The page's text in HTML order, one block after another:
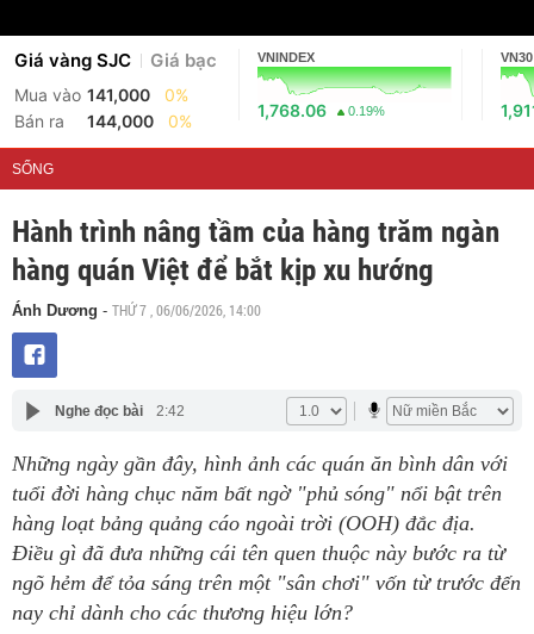
Giá vàng SJC Giá bạc
Mua vào 141,000
0%
Bán ra
144,000 0%
VNINDEX
1,768.06 0.19%
VN30
SỐNG
Hành trình nâng tầm của hàng trăm ngàn
hàng quán Việt để bắt kịp xu hướng
Ánh Dương - THỨ 7 , 06/06/2026, 14:00
Nghe đọc bài 2:42
Những ngày gần đây, hình ảnh các quán ăn bình dân với
tuổi đời hàng chục năm bất ngờ "phủ sóng" nổi bật trên
hàng loạt bảng quảng cáo ngoài trời (OOH) đắc địa.
Điều gì đã đưa những cái tên quen thuộc này bước ra từ
ngõ hẻm để tỏa sáng trên một "sân chơi" vốn từ trước đến
nay chỉ dành cho các thương hiệu lớn?